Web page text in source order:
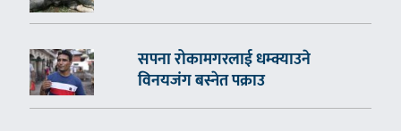
सपना रोकामगरलाई धम्क्याउने
विनयजंग बस्नेत पक्राउ